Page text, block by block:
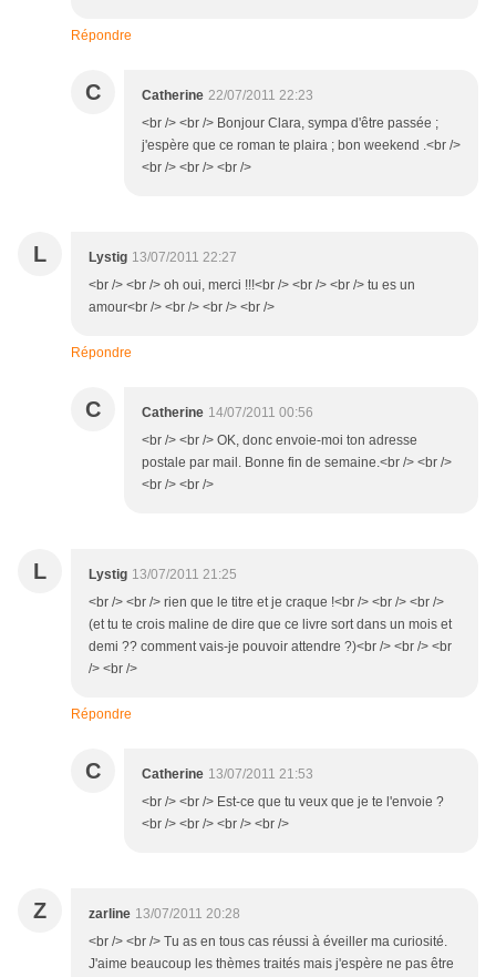
Répondre
C Catherine 22/07/2011 22:23
<br /> <br /> Bonjour Clara, sympa d'être passée ;
j'espère que ce roman te plaira ; bon weekend .<br />
<br /> <br /> <br />
L Lystig 13/07/2011 22:27
<br /> <br /> oh oui, merci !!!<br /> <br /> <br /> tu es un
amour<br /> <br /> <br /> <br />
Répondre
C Catherine 14/07/2011 00:56
<br /> <br /> OK, donc envoie-moi ton adresse
postale par mail. Bonne fin de semaine.<br /> <br />
<br /> <br />
L Lystig 13/07/2011 21:25
<br /> <br /> rien que le titre et je craque !<br /> <br /> <br />
(et tu te crois maline de dire que ce livre sort dans un mois et
demi ?? comment vais-je pouvoir attendre ?)<br /> <br /> <br
/> <br />
Répondre
C Catherine 13/07/2011 21:53
<br /> <br /> Est-ce que tu veux que je te l'envoie ?
<br /> <br /> <br /> <br />
Z zarline 13/07/2011 20:28
<br /> <br /> Tu as en tous cas réussi à éveiller ma curiosité.
J'aime beaucoup les thèmes traités mais j'espère ne pas être